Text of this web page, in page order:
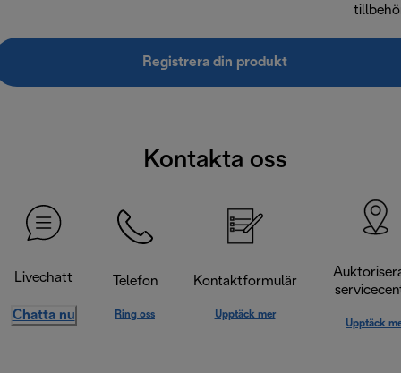
Registrera din produkt
Kontakta oss
Livechatt
Chatta nu
Telefon
Ring oss
Kontaktformulär
Upptäck mer
Upptäck